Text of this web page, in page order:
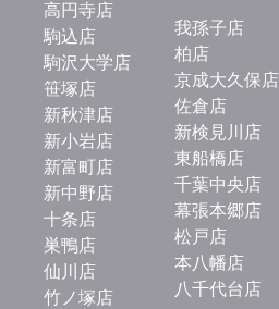
高円寺店
駒込店
駒沢大学店
笹塚店
新秋津店
新小岩店
新富町店
新中野店
十条店
巣鴨店
仙川店
竹ノ塚店
我孫子店
柏店
京成大久保店
佐倉店
新検見川店
東船橋店
千葉中央店
幕張本郷店
松戸店
本八幡店
八千代台店